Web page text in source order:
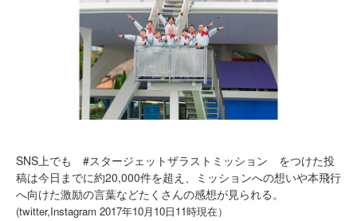
SNS上でも #スタージェットザラストミッション をつけた投
稿は今日までに約20,000件を超え、ミッションへの想いや本飛行
へ向けた激励の言葉などたくさんの感想が見られる。
(twitter,Instagram 2017年10月10日11時現在）